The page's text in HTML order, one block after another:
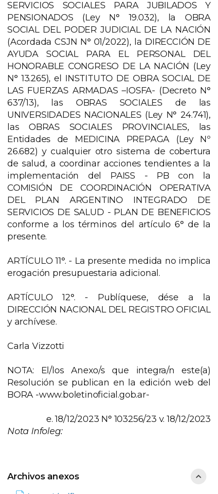
SERVICIOS SOCIALES PARA JUBILADOS Y
PENSIONADOS (Ley N° 19.032), la OBRA
SOCIAL DEL PODER JUDICIAL DE LA NACIÓN
(Acordada CSJN N° 01/2022), la DIRECCIÓN DE
AYUDA SOCIAL PARA EL PERSONAL DEL
HONORABLE CONGRESO DE LA NACIÓN (Ley
N° 13.265), el INSTITUTO DE OBRA SOCIAL DE
LAS FUERZAS ARMADAS –IOSFA- (Decreto N°
637/13), las OBRAS SOCIALES de las
UNIVERSIDADES NACIONALES (Ley N° 24.741),
las OBRAS SOCIALES PROVINCIALES, las
Entidades de MEDICINA PREPAGA (Ley Nº
26.682) y cualquier otro sistema de cobertura
de salud, a coordinar acciones tendientes a la
implementación del PAISS - PB con la
COMISIÓN DE COORDINACIÓN OPERATIVA
DEL PLAN ARGENTINO INTEGRADO DE
SERVICIOS DE SALUD - PLAN DE BENEFICIOS
conforme a los términos del artículo 6° de la
presente.
ARTÍCULO 11°. - La presente medida no implica
erogación presupuestaria adicional.
ARTÍCULO 12°. - Publíquese, dése a la
DIRECCIÓN NACIONAL DEL REGISTRO OFICIAL
y archívese.
Carla Vizzotti
NOTA: El/los Anexo/s que integra/n este(a)
Resolución se publican en la edición web del
BORA -www.boletinoficial.gob.ar-
e. 18/12/2023 N° 103256/23 v. 18/12/2023
Nota Infoleg:
Archivos anexos